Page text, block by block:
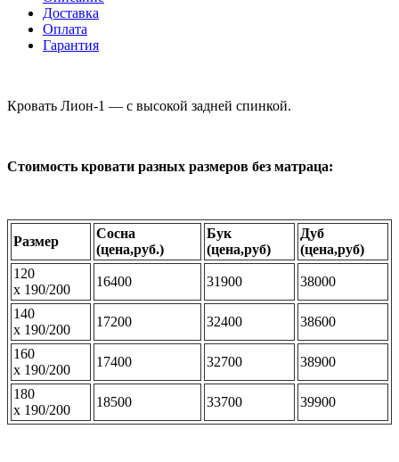
Доставка
Оплата
Гарантия
Кровать Лион-1 — с высокой задней спинкой.
Стоимость кровати разных размеров без матраца:
Размер
Сосна
(цена,руб.)
Бук
(цена,руб)
Дуб
(цена,руб)
120
х 190/200
16400 31900 38000
140
х 190/200
17200 32400 38600
160
х 190/200
17400 32700 38900
180
х 190/200
18500 33700 39900